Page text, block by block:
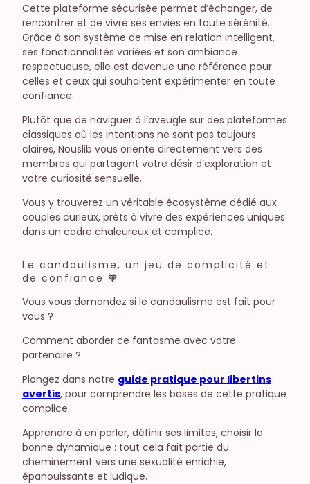
Cette plateforme sécurisée permet d’échanger, de
rencontrer et de vivre ses envies en toute sérénité.
Grâce à son système de mise en relation intelligent,
ses fonctionnalités variées et son ambiance
respectueuse, elle est devenue une référence pour
celles et ceux qui souhaitent expérimenter en toute
confiance.
Plutôt que de naviguer à l’aveugle sur des plateformes
classiques où les intentions ne sont pas toujours
claires, Nouslib vous oriente directement vers des
membres qui partagent votre désir d’exploration et
votre curiosité sensuelle.
Vous y trouverez un véritable écosystème dédié aux
couples curieux, prêts à vivre des expériences uniques
dans un cadre chaleureux et complice.
Le candaulisme, un jeu de complicité et
de confiance 🧡
Vous vous demandez si le candaulisme est fait pour
vous ?
Comment aborder ce fantasme avec votre
partenaire ?
Plongez dans notre guide pratique pour libertins
avertis, pour comprendre les bases de cette pratique
complice.
Apprendre à en parler, définir ses limites, choisir la
bonne dynamique : tout cela fait partie du
cheminement vers une sexualité enrichie,
épanouissante et ludique.